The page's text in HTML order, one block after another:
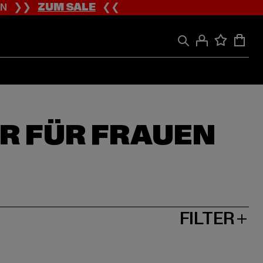
❯❯ZUM SALE❮❮
FÜR FRAUEN
FILTER